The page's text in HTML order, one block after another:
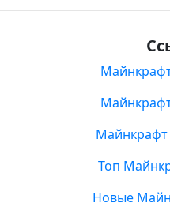
Майнкрафт
Топ
Новые